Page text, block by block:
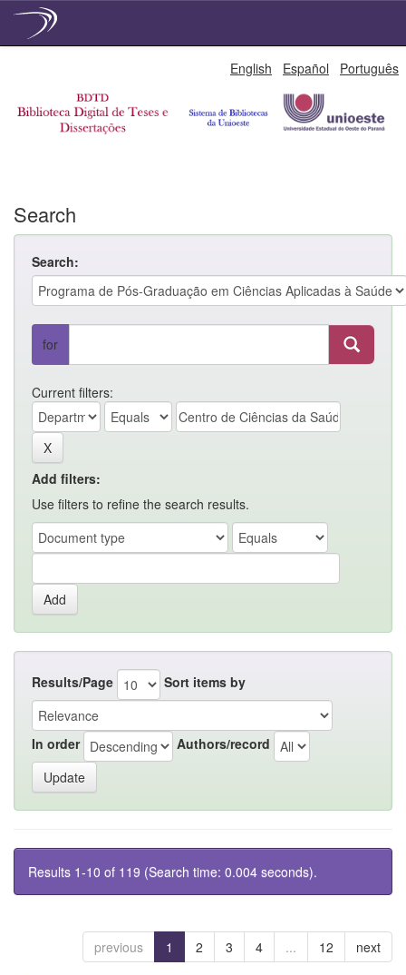
English Español Português
Search
Search:
for
Current filters:
Add filters:
Use filters to refine the search results.
Results/Page Sort items by
In order Authors/record
Results 1-10 of 119 (Search time: 0.004 seconds).
previous 1 2 3 4 ... 12 next